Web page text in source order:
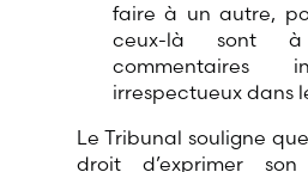
faire à un autre,
ceux-là sont à
commentaires
irrespectueux dans
Le Tribunal souligne
droit d’exprimer